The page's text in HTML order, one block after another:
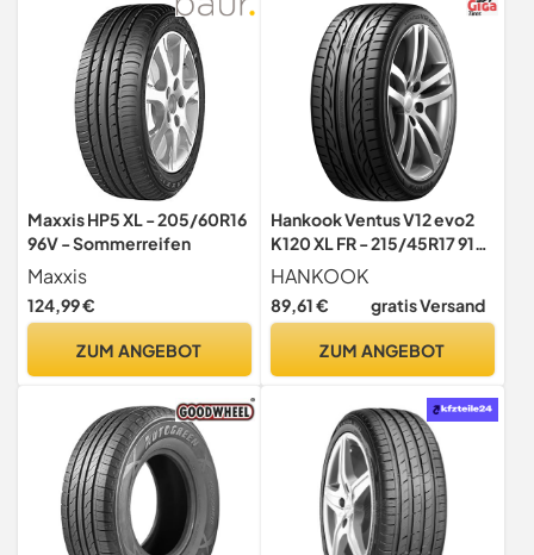
Maxxis HP5 XL - 205/60R16
96V - Sommerreifen
Maxxis
124,99 €
ZUM ANGEBOT
Hankook Ventus V12 evo2
K120 XL FR - 215/45R17 91Y
- Sommerreifen
HANKOOK
89,61 € gratis Versand
ZUM ANGEBOT